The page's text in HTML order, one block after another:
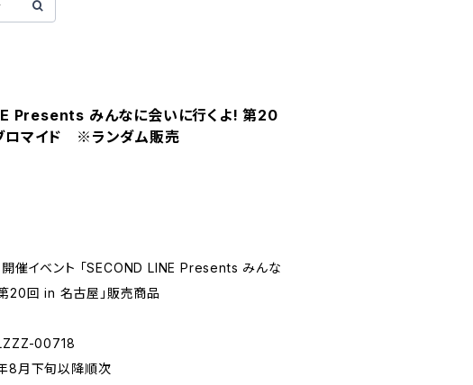
Presents みんなに会いに行くよ! 第20
ロマイド ※ランダム販売
催イベント 「SECOND LINE Presents みんな
20回 in 名古屋」販売商品
00718
8月下旬以降順次